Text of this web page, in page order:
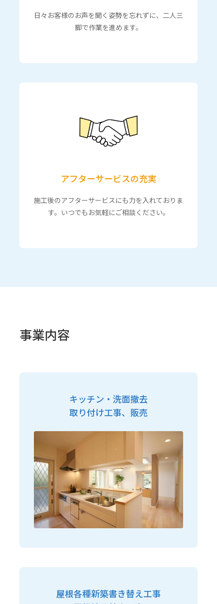
日々お客様のお声を聞く姿勢を忘れずに、二人三
脚で作業を進めます。
アフターサービスの充実
施工後のアフターサービスにも力を入れておりま
す。いつでもお気軽にご相談ください。
事業内容
キッチン・洗面撤去
取り付け工事、販売
屋根各種新築書き替え工事